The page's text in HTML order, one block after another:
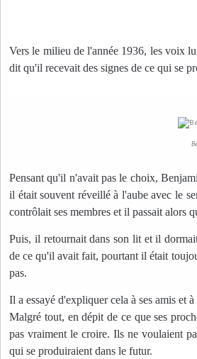
Vers le milieu de l'année 1936, les voix
dit qu'il recevait des signes de ce qui se
Pensant qu'il n'avait pas le choix,
il était souvent réveillé à l'aube avec le
contrôlait ses membres et il passait alors
Puis, il retournait dans son lit et il
de ce qu'il avait fait, pourtant il était
pas.
Il a essayé d'expliquer cela à ses amis et
Malgré tout, en dépit de ce que ses
pas vraiment le croire. Ils ne voulaient
qui se produiraient dans le futur.